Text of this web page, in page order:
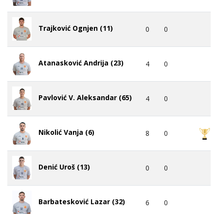
Trajković Ognjen (11) 0 0
Atanasković Andrija (23) 4 0
Pavlović V. Aleksandar (65) 4 0
Nikolić Vanja (6) 8 0
Denić Uroš (13) 0 0
Barbatesković Lazar (32) 6 0